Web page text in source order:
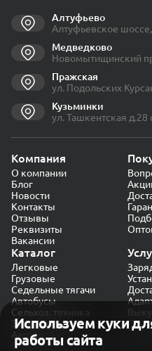
Используем куки
работы сайта
Алтуфьево
Алтуфьевское
Медведково
Новомытищинский
Пражская
ул. Подольских
Кузьминки
ул. Ташкентская д.28
Компания
О компании
Блог
Новости
Контакты
Отзывы
Реквизиты
Вакансии
Каталог
Легковые
Грузовые
Седельные тягачи
Автобусы
Сельхоз. техника
Экскаваторы
Автокраны
Политика конфиденциальности